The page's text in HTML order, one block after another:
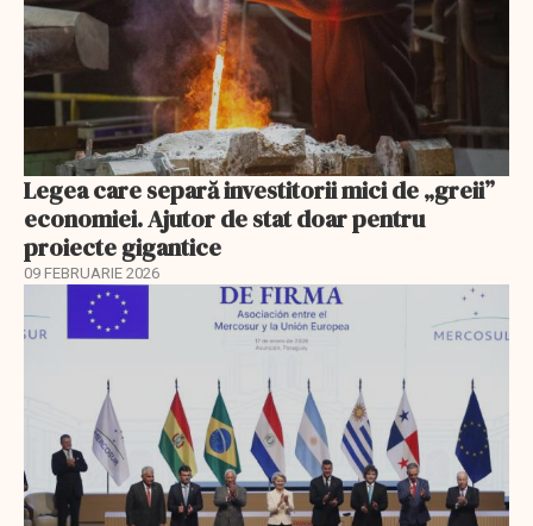
Legea care separă investitorii mici de „greii”
economiei. Ajutor de stat doar pentru
proiecte gigantice
09 FEBRUARIE 2026